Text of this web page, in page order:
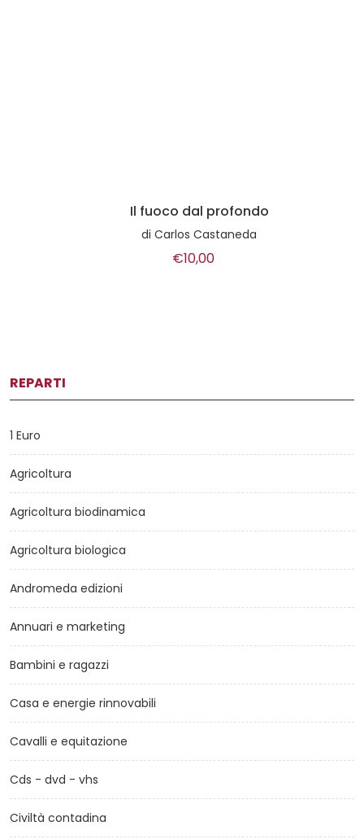
Il fuoco dal profondo
Carlos Castaneda
€10,00
REPARTI
1 Euro
Agricoltura
Agricoltura biodinamica
Agricoltura biologica
Andromeda edizioni
Annuari e marketing
Bambini e ragazzi
Casa e energie rinnovabili
Cavalli e equitazione
Cds - dvd - vhs
Civiltà contadina